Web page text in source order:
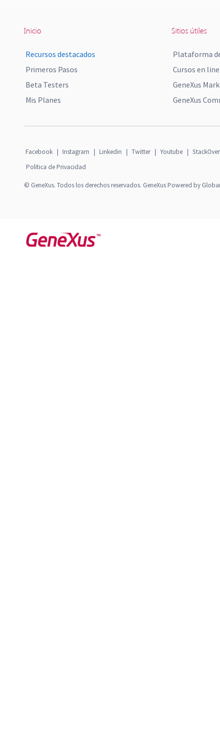
Inicio
Recursos destacados
Primeros Pasos
Beta Testers
Mis Planes
Sitios útiles
Plataforma
Cursos en
GeneXus
GeneXus
Facebook | Instagram | Linkedin | Twitter | Youtube |
Política de Privacidad
© GeneXus. Todos los derechos reservados. GeneXus Powered by